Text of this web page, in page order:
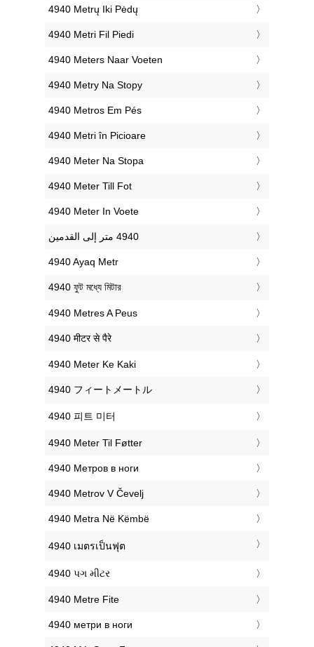
‎4940 Metrų Iki Pėdų
‎4940 Metri Fil Piedi
‎4940 Meters Naar Voeten
‎4940 Metry Na Stopy
‎4940 Metros Em Pés
‎4940 Metri în Picioare
‎4940 Meter Na Stopa
‎4940 Meter Till Fot
‎4940 Meter In Voete
‎4940 Ayaq Metr
‎4940 ফুট মধ্যে মিটার
‎4940 Metres A Peus
‎4940 मीटर से पैरे
‎4940 Meter Ke Kaki
‎4940 フィートメートル
‎4940 피트 미터
‎4940 Meter Til Føtter
‎4940 Метров в ноги
‎4940 Metrov V Čevelj
‎4940 Metra Në Këmbë
‎4940 เมตรเป็นฟุต
‎4940 પગ મીટર
‎4940 Metre Fite
‎4940 метри в ноги